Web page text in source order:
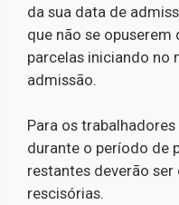
da sua data de
que não se
parcelas iniciando no
admissão.
Para os
durante o período de
restantes deverão
rescisórias.